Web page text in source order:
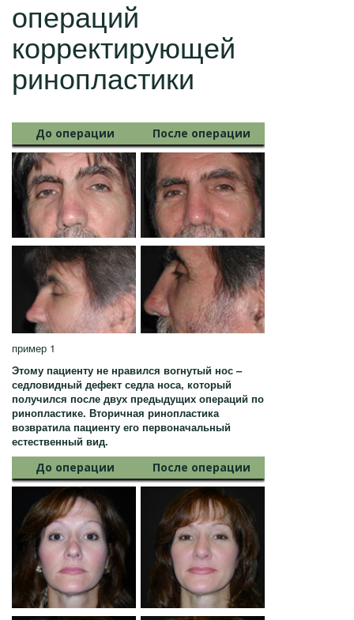
операций
корректирующей
ринопластики
До операции После операции
пример 1
Этому пациенту не нравился вогнутый нос –
седловидный дефект седла носа, который
получился после двух предыдущих операций по
ринопластике. Вторичная ринопластика
возвратила пациенту его первоначальный
естественный вид.
До операции
После операции